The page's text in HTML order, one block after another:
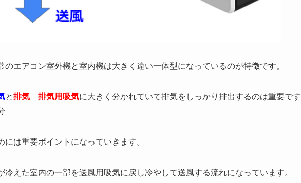
のエアコン室外機と室内機は大きく違い一体型になっているのが特徴です。
と排気 排気用吸気に大きく分かれていて排気をしっかり排出するのは重要です
には重要ポイントになっていきます。
えた室内の一部を送風用吸気に戻し冷やして送風する流れになっています。